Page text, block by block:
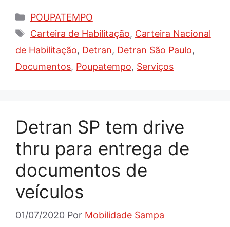
Categorias
POUPATEMPO
Tags
Carteira de Habilitação, Carteira Nacional
de Habilitação, Detran, Detran São Paulo,
Documentos, Poupatempo, Serviços
Detran SP tem drive
thru para entrega de
documentos de
veículos
01/07/2020 Por Mobilidade Sampa